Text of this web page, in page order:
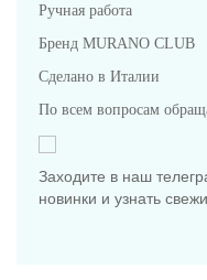
Ручная работа
Бренд MURANO CLUB
Сделано в Италии
По всем вопросам
Заходите в наш
новинки и узнать